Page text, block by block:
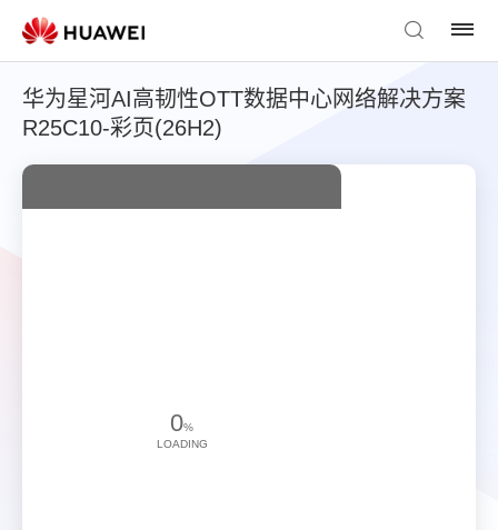
华为星河AI高韧性OTT数据中心网络解决方案
R25C10-彩页(26H2)
0%
LOADING